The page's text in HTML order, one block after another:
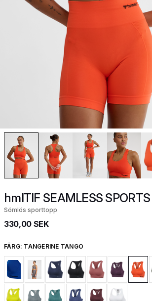
hmlTIF SEAMLESS
Sömlös sporttopp
330,00 SEK
FÄRG: TANGERINE TANGO